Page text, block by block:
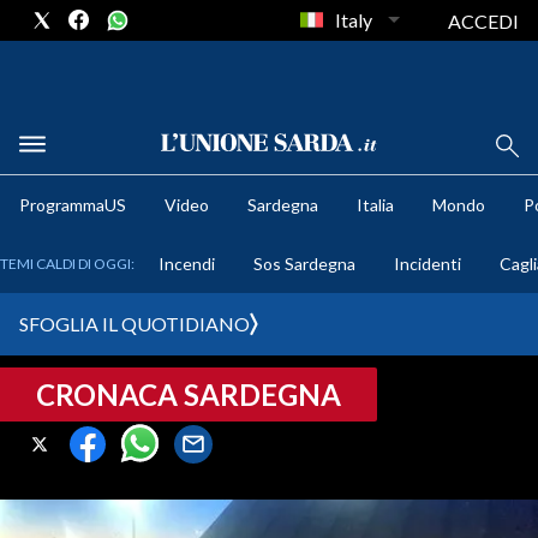
METEO
CRONACA SARDEGNA
CAGLIARI
SULCIS IGLESIENTE
Italy ACCEDI
ProgrammaUS Video Sardegna Italia Mondo
TEMI CALDI DI OGGI: Incendi Sos Sardegna Incidenti
SFOGLIA IL QUOTIDIANO
CRONACA SARDEGNA